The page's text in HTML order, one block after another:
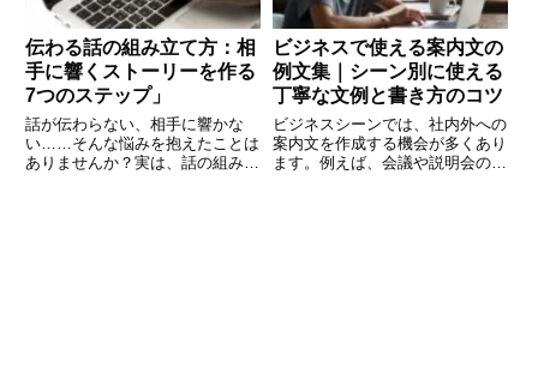
伝わる話の組み立て方：相
手に響くストーリーを作る
7つのステップ」
話が伝わらない、相手に響かな
い……そんな悩みを抱えたことは
ありませんか？実は、話の組み立
ビジネスで使える案内文の
例文集｜シーン別に使える
丁寧な文例と書き方のコツ
ビジネスシーンでは、社内外への
案内文を作成する機会が多くあり
ます。例えば、会議や説明会の開